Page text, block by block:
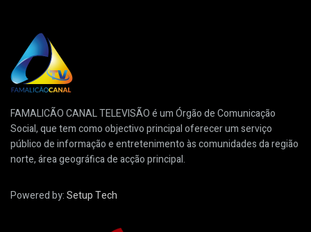
FAMALICÃO CANAL TELEVISÃO é um Órgão de Comunicação
Social, que tem como objectivo principal oferecer um serviço
público de informação e entretenimento às comunidades da região
norte, área geográfica de acção principal.
Powered by:Setup Tech